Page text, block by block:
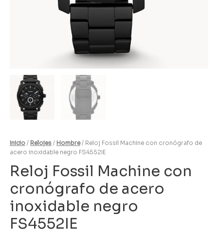
Inicio / Relojes / Hombre/ Reloj Fossil Machine con cronógrafo de
acero inoxidable negro FS4552IE
Reloj Fossil Machine con
cronógrafo de acero
inoxidable negro
FS4552IE